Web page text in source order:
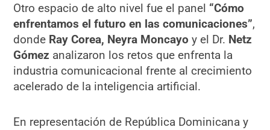
Otro espacio de alto nivel fue el panel “Cómo
enfrentamos el futuro en las comunicaciones”,
donde Ray Corea, Neyra Moncayo y el Dr. Netz
Gómez analizaron los retos que enfrenta la
industria comunicacional frente al crecimiento
acelerado de la inteligencia artificial.
En representación de República Dominicana y